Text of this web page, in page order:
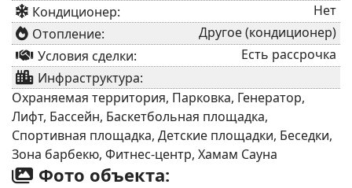
Кондиционер:
Нет
Отопление:
Другое (кондиционер)
Условия сделки:
Есть рассрочка
Инфраструктура:
Охраняемая территория, Парковка, Генератор,
Лифт, Бассейн, Баскетбольная площадка,
Спортивная площадка, Детские площадки, Беседки,
Зона барбекю, Фитнес-центр, Хамам Сауна
Фото объекта: